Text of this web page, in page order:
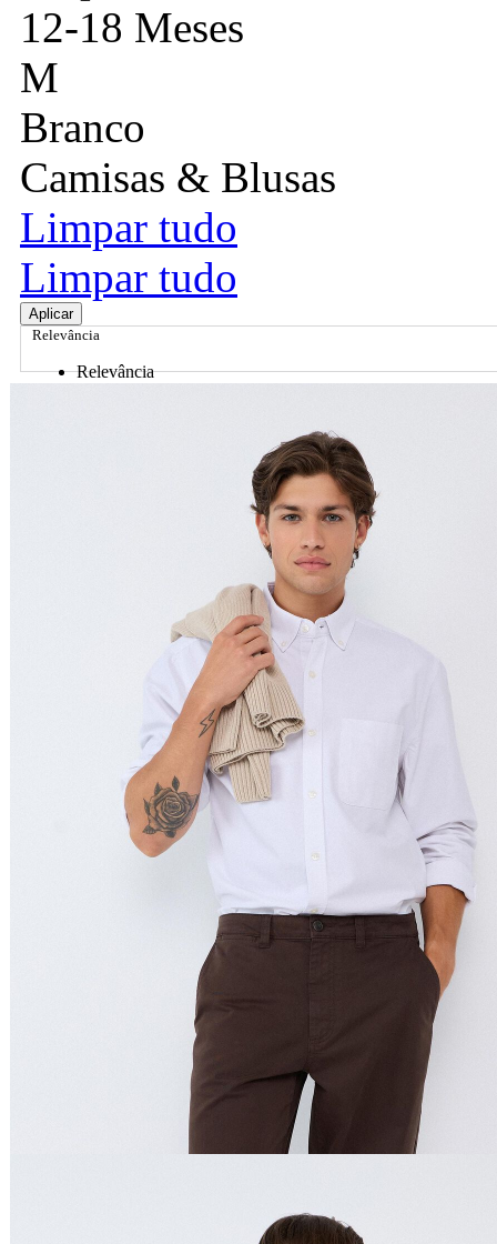
12-18 Meses
M
Branco
Camisas & Blusas
Limpar tudo
Limpar tudo
Aplicar
Relevância
Relevância
Nome do Produto A - Z
Nome do Produto Z - A